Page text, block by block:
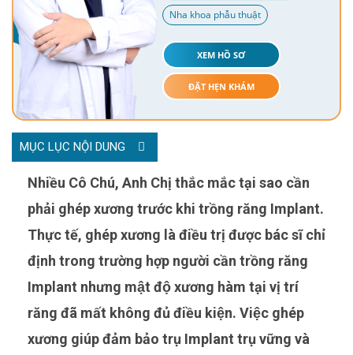
Nha khoa phẫu thuật
XEM HỒ SƠ
ĐẶT HẸN KHÁM
MỤC LỤC NỘI DUNG
Nhiều Cô Chú, Anh Chị thắc mắc tại sao cần
phải ghép xương trước khi trồng răng Implant.
Thực tế, ghép xương là điều trị được bác sĩ chỉ
định trong trường hợp người cần trồng răng
Implant nhưng mật độ xương hàm tại vị trí
răng đã mất không đủ điều kiện. Việc ghép
xương giúp đảm bảo trụ Implant trụ vững và